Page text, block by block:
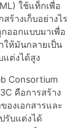
ใช้แท็กเพื่อ
ร้างเก็บอย่างไร
ออกแบบมาเพื่อ
ให้มันกลายเป็น
แต่งได้สูง
Consortium
คือการสร้าง
องเอกสารและ
รับแต่งได้